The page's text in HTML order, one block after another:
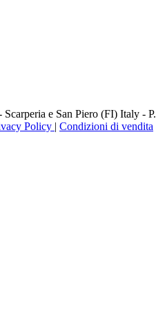
e San Piero (FI) Italy -
Policy | Condizioni di vendita